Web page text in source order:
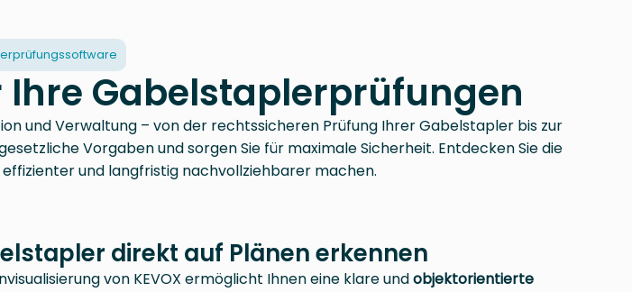
Ihre Gabelstaplerprüfungen
und Verwaltung – von der rechtssicheren Prüfung Ihrer Gabelstapler bis zur
Vorgaben und sorgen Sie für maximale Sicherheit. Entdecken Sie die
und langfristig nachvollziehbarer machen.
direkt auf Plänen erkennen
von KEVOX ermöglicht Ihnen eine klare undobjektorientierte